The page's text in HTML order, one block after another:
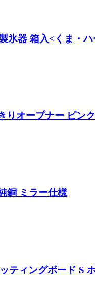
氷器 箱入<くま・
りオープナー ピンク
銅 ミラー仕様
ティングボード S